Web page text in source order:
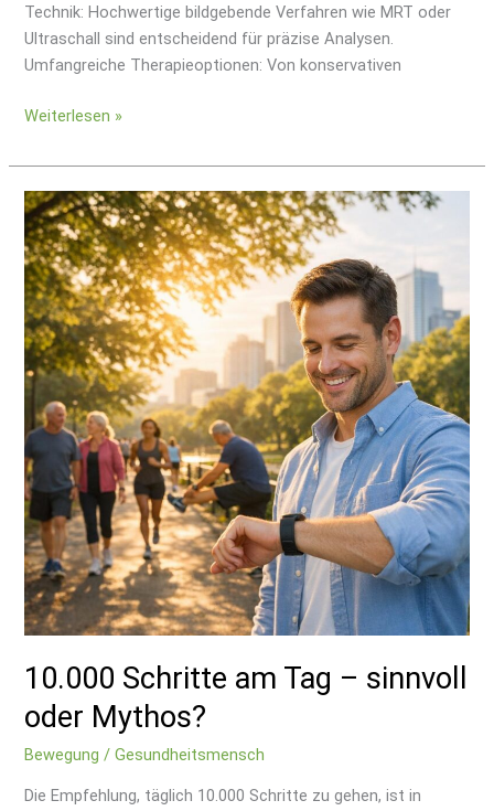
Technik: Hochwertige bildgebende Verfahren wie MRT oder
Ultraschall sind entscheidend für präzise Analysen.
Umfangreiche Therapieoptionen: Von konservativen
Weiterlesen »
10.000 Schritte am Tag – sinnvoll
oder Mythos?
Bewegung /Gesundheitsmensch
Die Empfehlung, täglich 10.000 Schritte zu gehen, ist in
10.000
Schritte
am
Tag
–
sinnvoll
oder
Mythos?